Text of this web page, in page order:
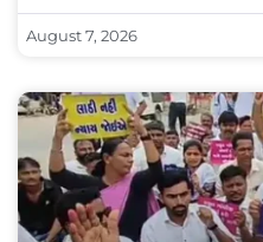
August 7, 2026